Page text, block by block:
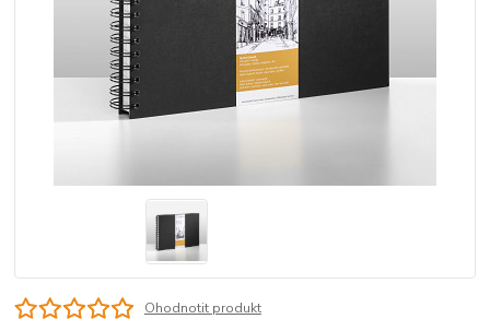
Ohodnotit produkt